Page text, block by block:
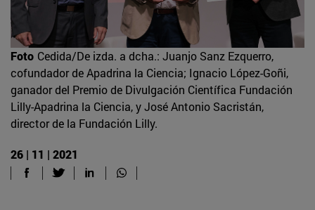
Foto Cedida/De izda. a dcha.: Juanjo Sanz Ezquerro,
cofundador de Apadrina la Ciencia; Ignacio López-Goñi,
ganador del Premio de Divulgación Científica Fundación
Lilly-Apadrina la Ciencia, y José Antonio Sacristán,
director de la Fundación Lilly.
26 | 11 | 2021